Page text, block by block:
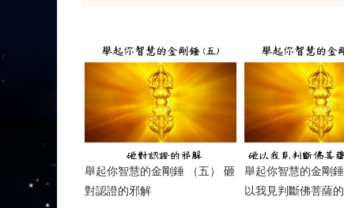
舉起你智慧的金剛錘 （五） 砸
對認證的邪解
舉起你智慧的金剛
以我見判斷佛菩薩